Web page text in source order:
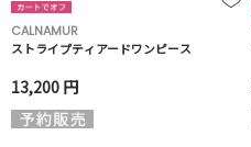
CALNAMUR
ストライプティアードワンピース
13,200 円